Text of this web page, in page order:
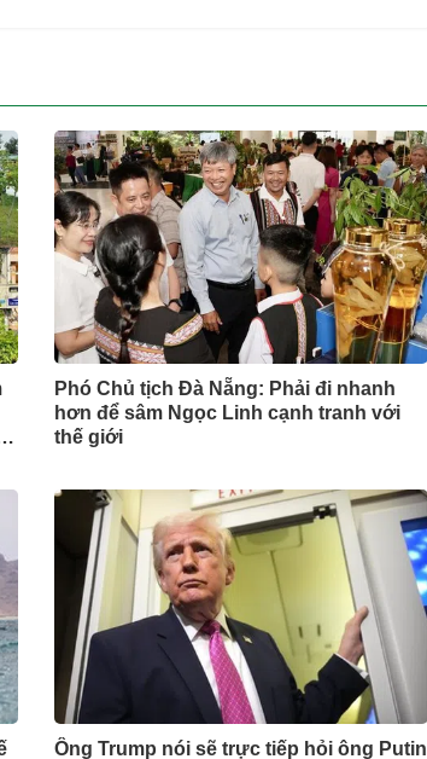
Phó Chủ tịch Đà Nẵng: Phải đi nhanh
hơn để sâm Ngọc Linh cạnh tranh với
thế giới
Ông Trump nói sẽ trực tiếp hỏi ông Putin